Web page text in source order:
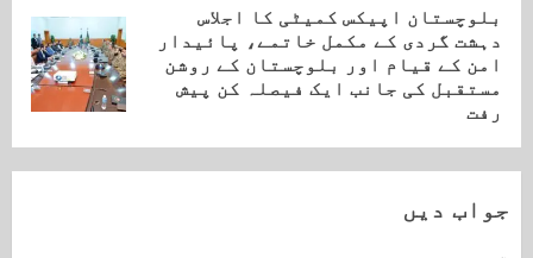
Next
post:
بلوچستان اپیکس کمیٹی کا اجلاس
دہشت گردی کے مکمل خاتمے، پائیدار
امن کے قیام اور بلوچستان کے روشن
مستقبل کی جانب ایک فیصلہ کن پیش
رفت
جواب دیں